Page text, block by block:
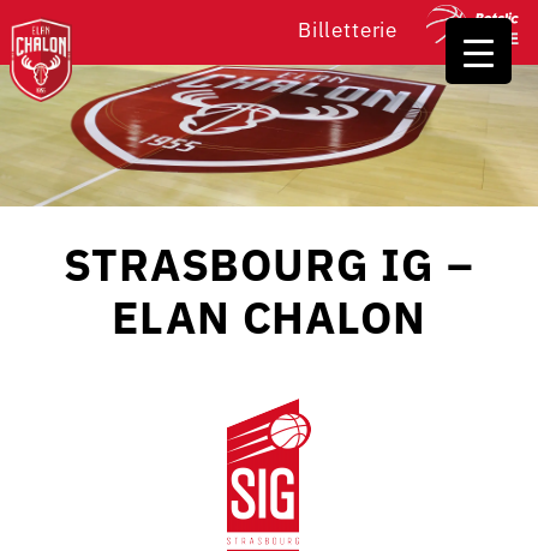
Billetterie
STRASBOURG IG –
ELAN CHALON